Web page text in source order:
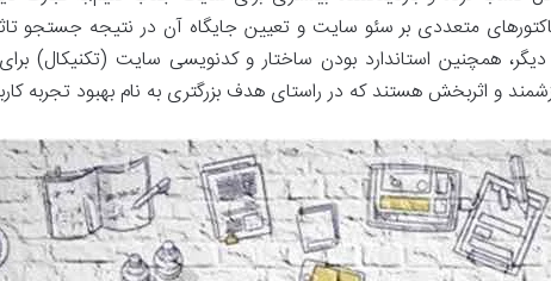
متعددی بر سئو سایت و تعیین جایگاه آن در نتیجه جستجو
همچنین استاندارد بودن ساختار و کدنویسی سایت (تکنیکال)
و اثربخش هستند که در راستای هدف بزرگتری به نام بهبود تجربه